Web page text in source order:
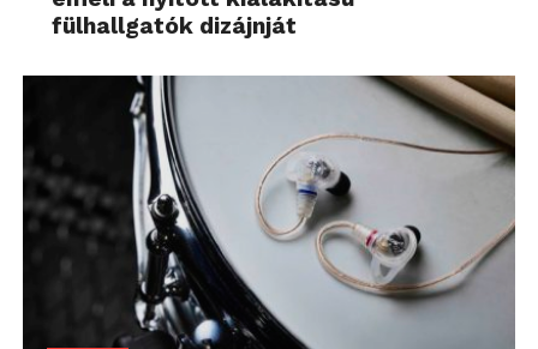
fülhallgatók dizájnját